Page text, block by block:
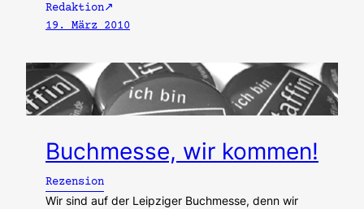
Redaktion
19. März 2010
Buchmesse, wir kommen!
Rezension
Wir sind auf der Leipziger Buchmesse, denn wir